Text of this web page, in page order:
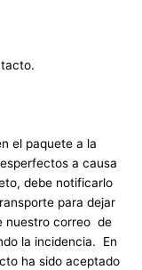
el paquete a la
a causa
debe notificarlo
para dejar
nuestro correo de
la incidencia. En
ha sido aceptado